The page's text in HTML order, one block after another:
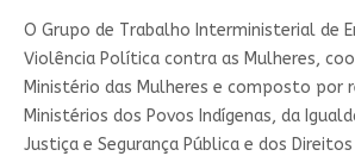
O Grupo de Trabalho Interministerial de
Violência Política contra as Mulheres,
Ministério das Mulheres e composto por
Ministérios dos Povos Indígenas, da
Justiça e Segurança Pública e dos